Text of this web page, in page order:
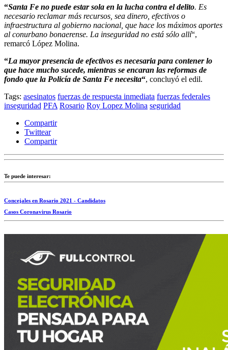
“Santa Fe no puede estar sola en la lucha contra el delito. Es
necesario reclamar más recursos, sea dinero, efectivos o
infraestructura al gobierno nacional, que hace los máximos aportes
al conurbano bonaerense. La inseguridad no está sólo allí“,
remarcó López Molina.
“La mayor presencia de efectivos es necesaria para contener lo
que hace mucho sucede, mientras se encaran las reformas de
fondo que la Policía de Santa Fe necesita“, concluyó el edil.
Tags: asesinatos fuerzas de respuesta inmediata fuerzas federales
inseguridad PFA Rosario Roy Lopez Molina seguridad
Compartir
Twittear
Compartir
Te puede interesar:
Concejales en Rosario 2021 - Candidatos
Casos Coronavirus Rosario